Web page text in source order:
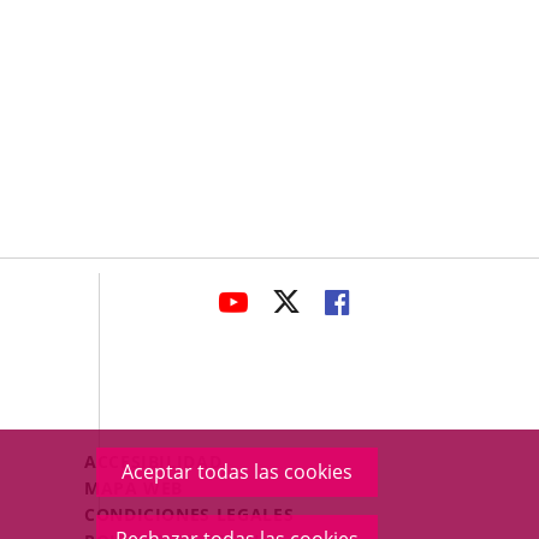
Aceptar todas las cookies
ENLACEENLACEENLACE
Menú
Legal
Footer
ACCESIBILIDAD
MAPA WEB
CONDICIONES LEGALES